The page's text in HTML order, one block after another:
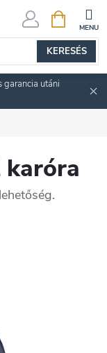
KERESÉS
KOSÁR
garancia utáni
karóra